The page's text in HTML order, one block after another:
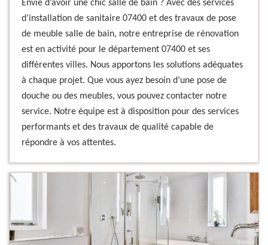
Envie d’avoir une chic salle de bain ? Avec des services
d’installation de sanitaire 07400 et des travaux de pose
de meuble salle de bain, notre entreprise de rénovation
est en activité pour le département 07400 et ses
différentes villes. Nous apportons les solutions adéquates
à chaque projet. Que vous ayez besoin d’une pose de
douche ou des meubles, vous pouvez contacter notre
service. Notre équipe est à disposition pour des services
performants et des travaux de qualité capable de
répondre à vos attentes.